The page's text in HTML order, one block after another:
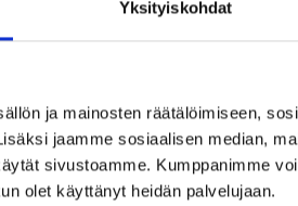
Yksityiskohdat
ja mainosten räätälöimiseen,
jaamme sosiaalisen median,
sivustoamme. Kumppanimme
olet käyttänyt heidän palvelujaan.
viihdettä
ensimmäisenä. Voittaja saa
sviittiyön kahdelle (arvo jopa
euroa)! Ohjeet alla. Edelmann,
Karjalainen,